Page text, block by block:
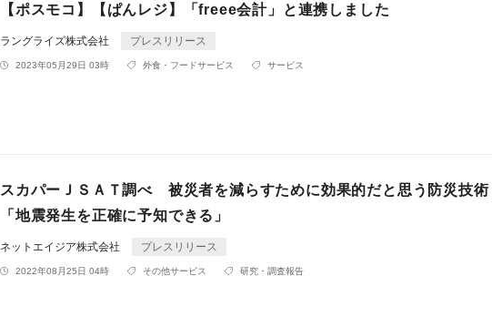
【ポスモコ】【ぱんレジ】「freee会計」と連携しました
ラングライズ株式会社 プレスリリース
2023年05月29日 03時 外食・フードサービス サービス
スカパーＪＳＡＴ調べ 被災者を減らすために効果的だと思う防災技
「地震発生を正確に予知できる」
ネットエイジア株式会社 プレスリリース
2022年08月25日 04時 その他サービス 研究・調査報告